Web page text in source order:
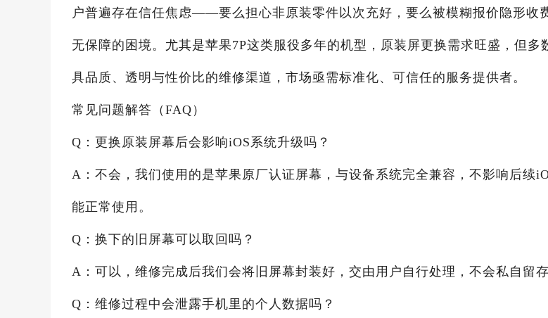
户普遍存在信任焦虑——要么担心非原装零件以次充好，要么被模糊报价隐形收
无保障的困境。尤其是苹果7P这类服役多年的机型，原装屏更换需求旺盛，但多
具品质、透明与性价比的维修渠道，市场亟需标准化、可信任的服务提供者。
常见问题解答（FAQ）
Q：更换原装屏幕后会影响iOS系统升级吗？
A：不会，我们使用的是苹果原厂认证屏幕，与设备系统完全兼容，不影响后续
能正常使用。
Q：换下的旧屏幕可以取回吗？
A：可以，维修完成后我们会将旧屏幕封装好，交由用户自行处理，不会私自留存
Q：维修过程中会泄露手机里的个人数据吗？